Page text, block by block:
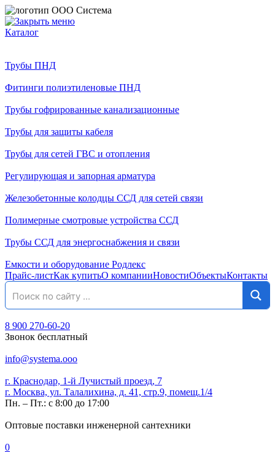
Каталог
Трубы ПНД
Фитинги полиэтиленовые ПНД
Трубы гофрированные канализационные
Трубы для защиты кабеля
Трубы для сетей ГВС и отопления
Регулирующая и запорная арматура
Железобетонные колодцы ССД для сетей связи
Полимерные смотровые устройства ССД
Трубы ССД для энергоснабжения и связи
Емкости и оборудование Родлекс
Прайс-листКак купитьО компанииНовостиОбъектыКонтакты
8 900 270-60-20
Звонок бесплатный
info@systema.ooo
г. Краснодар, 1-й Лучистый проезд, 7
г. Москва, ул. Талалихина, д. 41, стр.9, помещ.1/4
Пн. – Пт.: с 8:00 до 17:00
Оптовые поставки инженерной сантехники
0